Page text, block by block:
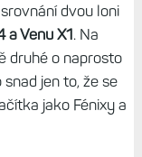
dvou loni
a Venu X1. Na
druhé o naprosto
jen to, že se
jako Fénixy a